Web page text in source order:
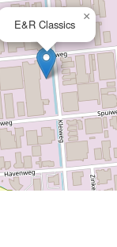
E&R Classics
×